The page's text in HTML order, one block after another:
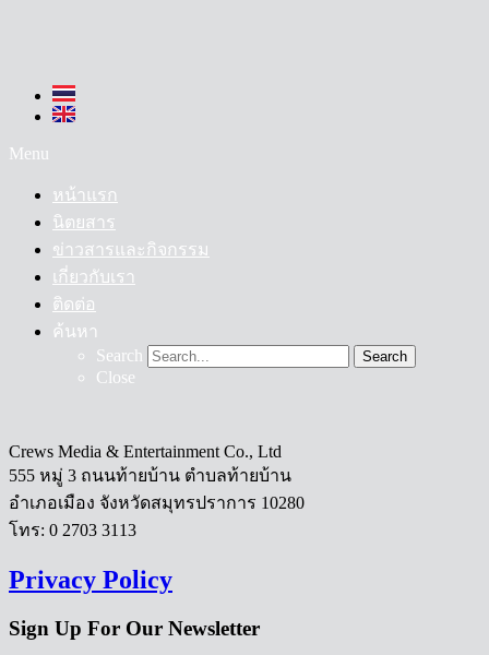
Menu
หน้าแรก
นิตยสาร
ข่าวสารและกิจกรรม
เกี่ยวกับเรา
ติดต่อ
ค้นหา
Search
Search
Close
Crews Media & Entertainment Co., Ltd
555 หมู่ 3 ถนนท้ายบ้าน ตำบลท้ายบ้าน
อำเภอเมือง จังหวัดสมุทรปราการ 10280
โทร: 0 2703 3113
Privacy Policy
Sign Up For Our Newsletter